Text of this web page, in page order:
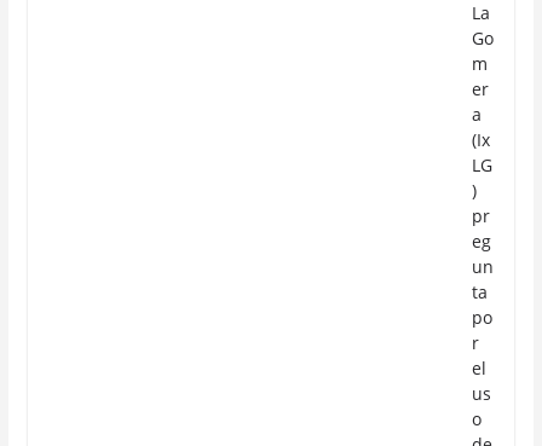
La
Go
m
er
a
(Ix
LG
)
pr
eg
un
ta
po
r
el
us
o